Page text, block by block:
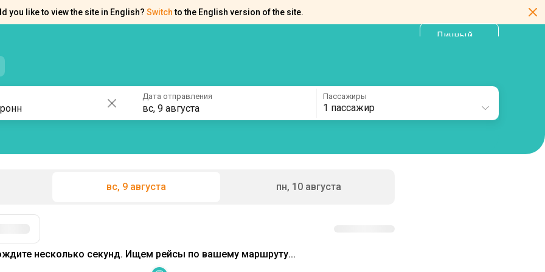
you like to view the site in English? Switch to the English version of the site.
Личный
вс, 9 августа пн, 10 августа
несколько секунд. Ищем рейсы по вашему маршруту...